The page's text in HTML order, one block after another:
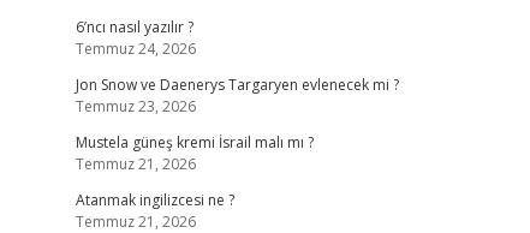
6’ncı nasıl yazılır ?
Temmuz 24, 2026
Jon Snow ve Daenerys Targaryen evlenecek mi ?
Temmuz 23, 2026
Mustela güneş kremi İsrail malı mı ?
Temmuz 21, 2026
Atanmak ingilizcesi ne ?
Temmuz 21, 2026